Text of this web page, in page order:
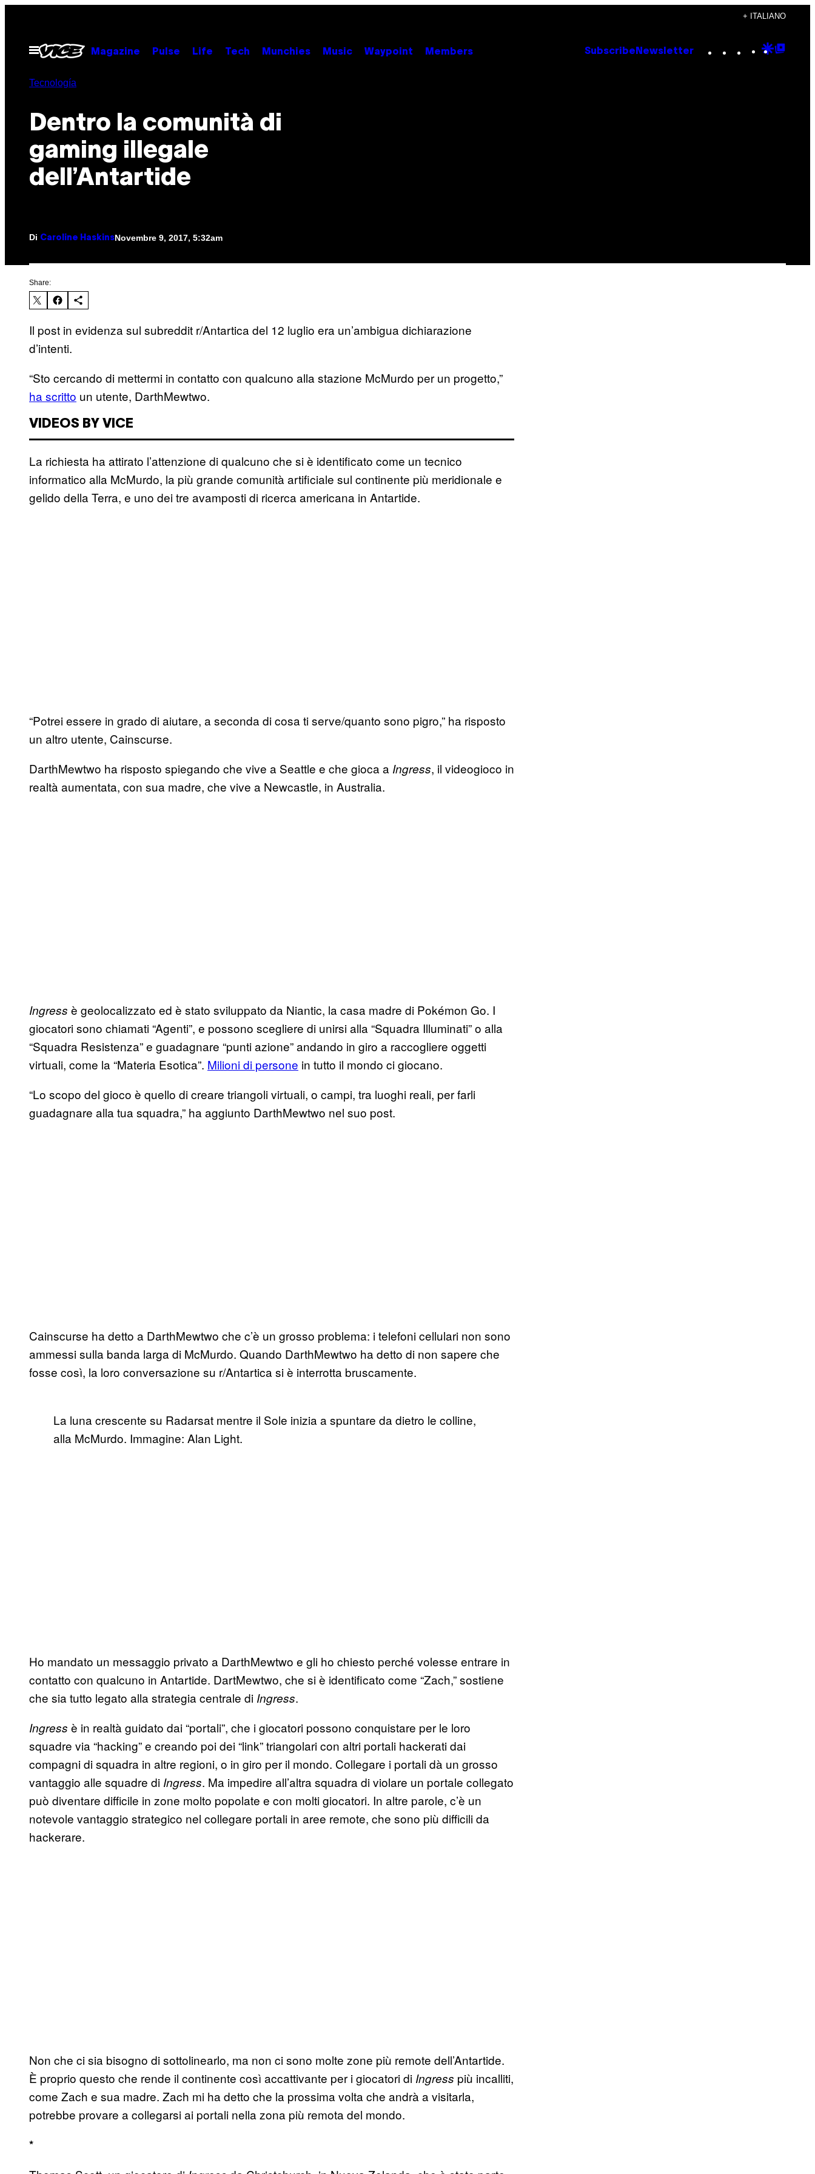
contenuto
+ ITALIANO
Apri
Magazine Pulse Life Tech Munchies Music Waypoint Members Subscribe Newsletter Instagram
TikTok
YouTube
Google
Tecnología
Dentro la comunità di
gaming illegale
dell’Antartide
Di Caroline HaskinsNovembre 9, 2017, 5:32am
Share:
Il post in evidenza sul subreddit r/Antartica del 12 luglio era un’ambigua dichiarazione
d’intenti.
“Sto cercando di mettermi in contatto con qualcuno alla stazione McMurdo per un progetto,”
ha scritto un utente, DarthMewtwo.
VIDEOS BY VICE
La richiesta ha attirato l’attenzione di qualcuno che si è identificato come un tecnico
informatico alla McMurdo, la più grande comunità artificiale sul continente più meridionale e
gelido della Terra, e uno dei tre avamposti di ricerca americana in Antartide.
“Potrei essere in grado di aiutare, a seconda di cosa ti serve/quanto sono pigro,” ha risposto
un altro utente, Cainscurse.
DarthMewtwo ha risposto spiegando che vive a Seattle e che gioca a Ingress, il videogioco in
realtà aumentata, con sua madre, che vive a Newcastle, in Australia.
Ingress è geolocalizzato ed è stato sviluppato da Niantic, la casa madre di Pokémon Go. I
giocatori sono chiamati “Agenti”, e possono scegliere di unirsi alla “Squadra Illuminati” o alla
“Squadra Resistenza” e guadagnare “punti azione” andando in giro a raccogliere oggetti
virtuali, come la “Materia Esotica”. Milioni di persone in tutto il mondo ci giocano.
“Lo scopo del gioco è quello di creare triangoli virtuali, o campi, tra luoghi reali, per farli
guadagnare alla tua squadra,” ha aggiunto DarthMewtwo nel suo post.
Cainscurse ha detto a DarthMewtwo che c’è un grosso problema: i telefoni cellulari non sono
ammessi sulla banda larga di McMurdo. Quando DarthMewtwo ha detto di non sapere che
fosse così, la loro conversazione su r/Antartica si è interrotta bruscamente.
La luna crescente su Radarsat mentre il Sole inizia a spuntare da dietro le colline,
alla McMurdo. Immagine: Alan Light.
Ho mandato un messaggio privato a DarthMewtwo e gli ho chiesto perché volesse entrare in
contatto con qualcuno in Antartide. DartMewtwo, che si è identificato come “Zach,” sostiene
che sia tutto legato alla strategia centrale di Ingress.
Ingress è in realtà guidato dai “portali”, che i giocatori possono conquistare per le loro
squadre via “hacking” e creando poi dei “link” triangolari con altri portali hackerati dai
compagni di squadra in altre regioni, o in giro per il mondo. Collegare i portali dà un grosso
vantaggio alle squadre di Ingress. Ma impedire all’altra squadra di violare un portale collegato
può diventare difficile in zone molto popolate e con molti giocatori. In altre parole, c’è un
notevole vantaggio strategico nel collegare portali in aree remote, che sono più difficili da
hackerare.
Non che ci sia bisogno di sottolinearlo, ma non ci sono molte zone più remote dell’Antartide.
È proprio questo che rende il continente così accattivante per i giocatori di Ingress più incalliti,
come Zach e sua madre. Zach mi ha detto che la prossima volta che andrà a visitarla,
potrebbe provare a collegarsi ai portali nella zona più remota del mondo.
*